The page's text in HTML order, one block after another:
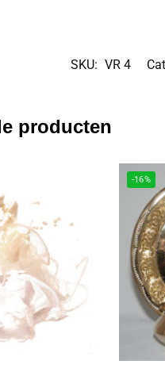
SKU: VR 4
producten
-16%